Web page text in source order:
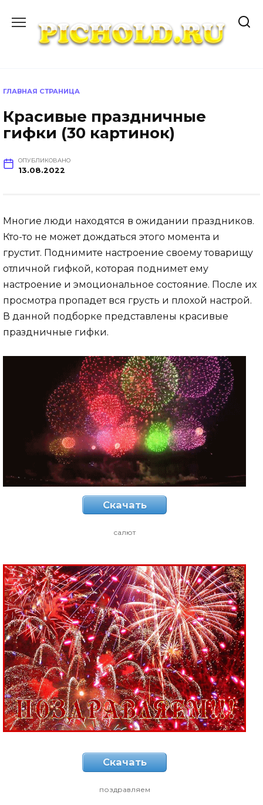
содержанию
ГЛАВНАЯ СТРАНИЦА
Красивые праздничные
гифки (30 картинок)
ОПУБЛИКОВАНО
13.08.2022
Многие люди находятся в ожидании праздников.
Кто-то не может дождаться этого момента и
грустит. Поднимите настроение своему товарищу
отличной гифкой, которая поднимет ему
настроение и эмоциональное состояние. После их
просмотра пропадет вся грусть и плохой настрой.
В данной подборке представлены красивые
праздничные гифки.
Скачать
салют
Скачать
поздравляем